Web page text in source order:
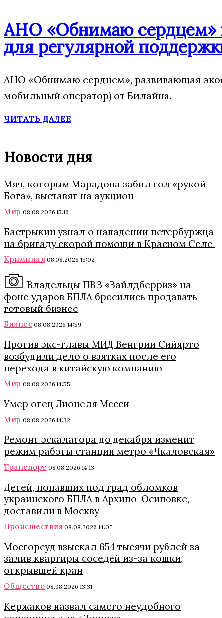
АНО «Обнимаю сердцем»
для регулярной
АНО «Обнимаю сердцем», развивающая
мобильный оператор) от Билайна.
ЧИТАТЬ ДАЛЕЕ
Новости дня
Мяч, которым Марадона забил гол «рукой
Бога», выставят на аукцион
Мир 08.08.2026 15:16
Бастрыкин узнал о нападении петербуржца
на бригаду скорой помощи в Красном Селе
Криминал 08.08.2026 15:02
Владельцы ПВЗ «Вайлдберриз» на
фоне ударов БПЛА бросились продавать
готовый бизнес
Бизнес 08.08.2026 14:59
Против экс-главы МИД Венгрии Сийярто
возбудили дело о взятках после его
перехода в китайскую компанию
Мир 08.08.2026 14:55
Умер отец Лионеля Месси
Мир 08.08.2026 14:32
Ремонт эскалатора до декабря изменит
режим работы станции метро «Чкаловская»
Транспорт 08.08.2026 14:13
Детей, попавших под град обломков
украинского БПЛА в Архипо-Осиповке,
доставили в Москву
Происшествия 08.08.2026 14:07
Мосгорсуд взыскал 654 тысячи рублей за
залив квартиры соседей из-за кошки,
открывшей кран
Общество 08.08.2026 13:31
Кержаков назвал самого неудобного